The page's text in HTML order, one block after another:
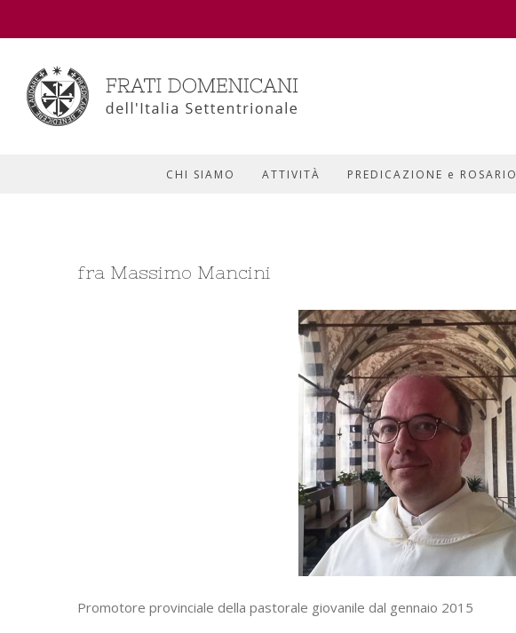
CHI SIAMO ATTIVITÀ PREDICAZIONE e ROSARIO
fra Massimo Mancini
Promotore provinciale della pastorale giovanile dal gennaio 2015